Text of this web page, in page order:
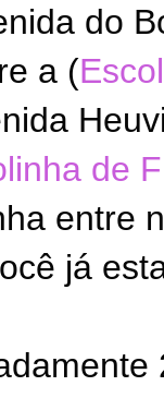
do
a (
de
entre
já